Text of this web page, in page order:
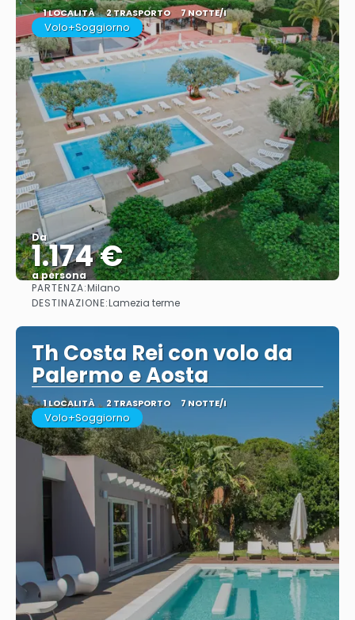
1 LOCALITÀ 2 TRASPORTO 7 NOTTE/I
Volo+Soggiorno
Da
1.174 €
a persona
PARTENZA:Milano
DESTINAZIONE:Lamezia terme
Th Costa Rei con volo da
Palermo e Aosta
1 LOCALITÀ 2 TRASPORTO 7 NOTTE/I
Volo+Soggiorno